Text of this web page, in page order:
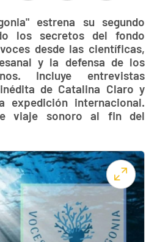
estrena su segundo
los secretos del fondo
desde las científicas,
y la defensa de los
Incluye entrevistas
de Catalina Claro y
expedición internacional.
viaje sonoro al fin del